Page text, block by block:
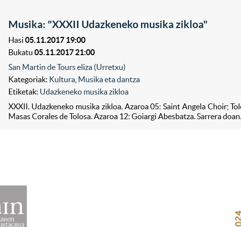
Musika: "XXXII Udazkeneko musika zikloa"
Hasi05.11.2017 19:00
Bukatu05.11.2017 21:00
San Martin de Tours eliza (Urretxu)
Kategoriak: Kultura Musika eta dantza
Etiketak: Udazkeneko musika zikloa
XXXII. Udazkeneko musika zikloa. Azaroa 05: Saint Angela Choir;
Masas Corales de Tolosa. Azaroa 12: Goiargi Abesbatza. Sarrera doan.